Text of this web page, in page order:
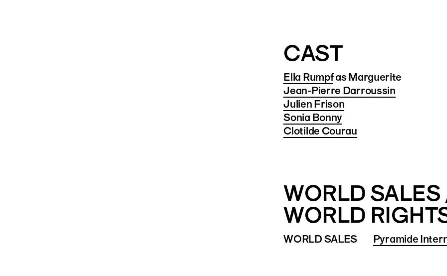
CAST
Ella Rumpfas Marguerite
Jean-Pierre Darroussin
Julien Frison
Sonia Bonny
Clotilde Courau
WORLD
WORLD
WORLD SALES Pyramide